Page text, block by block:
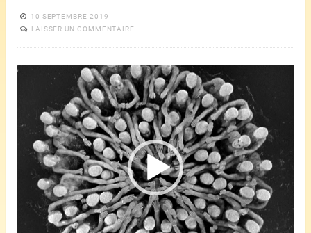
10 SEPTEMBRE 2019
LAISSER UN COMMENTAIRE
Lecteur